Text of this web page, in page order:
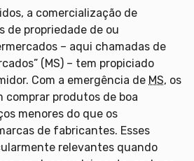
a comercialização de
de propriedade de ou
– aqui chamadas de
(MS) – tem propiciado
Com a emergência de MS, os
comprar produtos de boa
menores do que os
de fabricantes. Esses
relevantes quando